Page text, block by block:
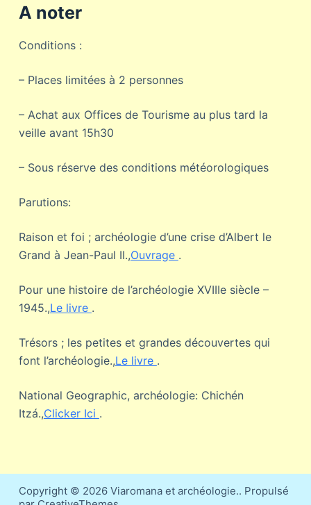
A noter
Conditions :
– Places limitées à 2 personnes
– Achat aux Offices de Tourisme au plus tard la
veille avant 15h30
– Sous réserve des conditions météorologiques
Parutions:
Raison et foi ; archéologie d’une crise d’Albert le
Grand à Jean-Paul II.,Ouvrage .
Pour une histoire de l’archéologie XVIIIe siècle –
1945.,Le livre .
Trésors ; les petites et grandes découvertes qui
font l’archéologie.,Le livre .
National Geographic, archéologie: Chichén
Itzá.,Clicker Ici .
Copyright © 2026 Viaromana et archéologie.. Propulsé